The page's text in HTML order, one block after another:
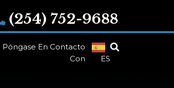
(254) 752-9688
Póngase En Contacto
Con
ES